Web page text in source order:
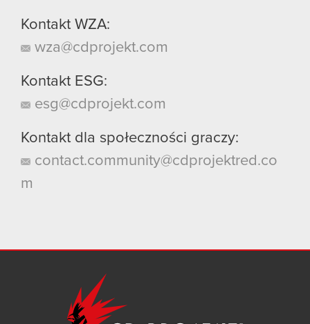
Kontakt WZA:
wza@cdprojekt.com
Kontakt ESG:
esg@cdprojekt.com
Kontakt dla społeczności graczy:
contact.community@cdprojektred.co
m